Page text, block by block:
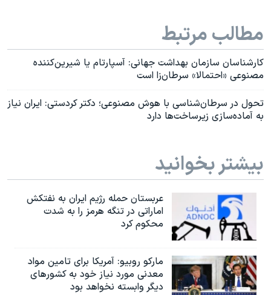
مطالب مرتبط
کارشناسان سازمان بهداشت جهانی: آسپارتام یا شیرین‌کننده
مصنوعی «احتمالا» سرطان‌زا است
تحول در سرطان‌شناسی با هوش مصنوعی؛ دکتر کردستی: ایران نیاز
به آماده‌سازی زیرساخت‌ها‌ دارد
بیشتر بخوانید
عربستان حمله رژیم ایران به نفتکش
اماراتی در تنگه هرمز را به‌ شدت
محکوم کرد
مارکو روبیو: آمریکا برای تامین مواد
معدنی مورد نیاز خود به کشورهای
دیگر وابسته نخواهد بود